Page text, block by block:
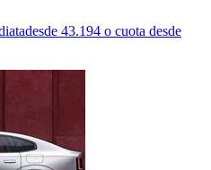
desde 43.194 o cuota desde